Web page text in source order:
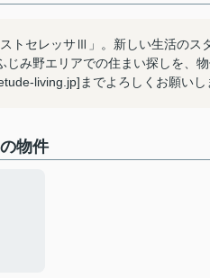
トセレッサⅢ」。新しい生活のス
み野エリアでの住まい探しを、
living.jp]までよろしくお願いし
物件